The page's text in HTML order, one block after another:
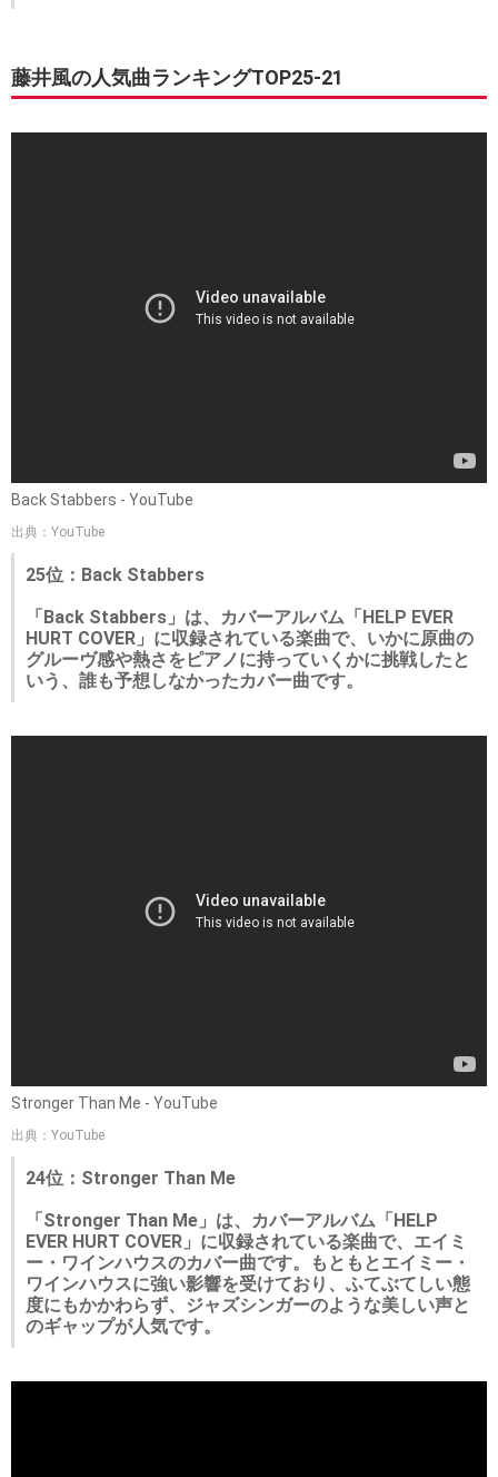
藤井風の人気曲ランキングTOP25-21
Back Stabbers - YouTube
出典：YouTube
25位：Back Stabbers
「Back Stabbers」は、カバーアルバム「HELP EVER
HURT COVER」に収録されている楽曲で、いかに原曲の
グルーヴ感や熱さをピアノに持っていくかに挑戦したと
いう、誰も予想しなかったカバー曲です。
Stronger Than Me - YouTube
出典：YouTube
24位：Stronger Than Me
「Stronger Than Me」は、カバーアルバム「HELP
EVER HURT COVER」に収録されている楽曲で、エイミ
ー・ワインハウスのカバー曲です。もともとエイミー・
ワインハウスに強い影響を受けており、ふてぶてしい態
度にもかかわらず、ジャズシンガーのような美しい声と
のギャップが人気です。